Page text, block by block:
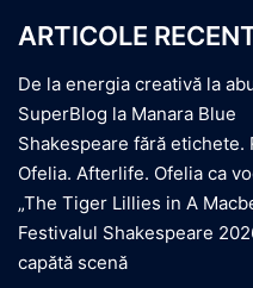
ARTICOLE
De la energia creativă la
SuperBlog la Manara Blue
Shakespeare fără etichete.
Ofelia. Afterlife. Ofelia ca
„The Tiger Lillies in A
Festivalul Shakespeare
capătă scenă